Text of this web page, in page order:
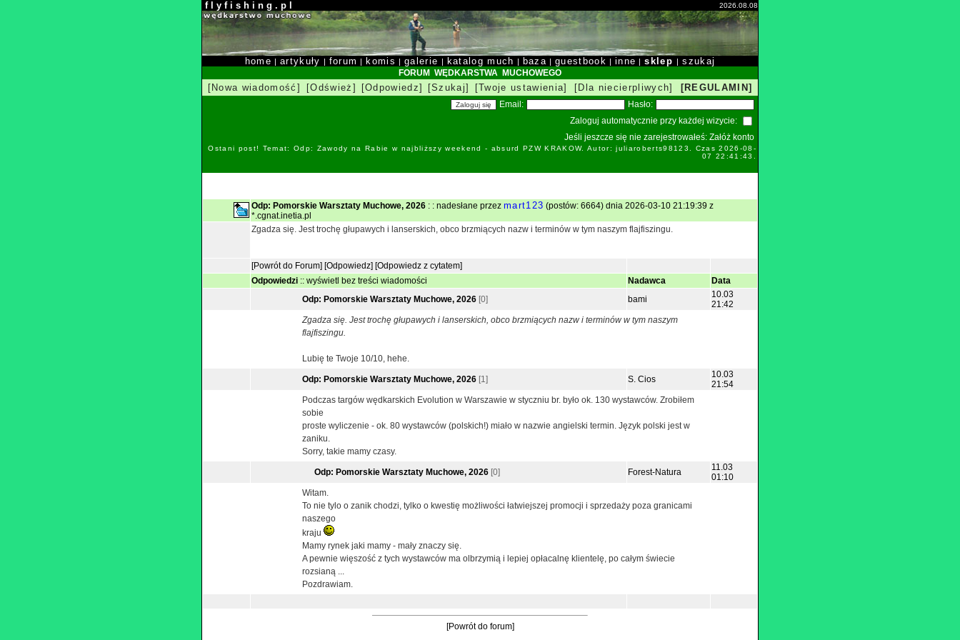
f l y f i s h i n g . p l 2026.08.08
home |artykuły | forum | komis |galerie | katalog much | baza | guestbook | inne |sklep |szukaj
FORUM WĘDKARSTWA MUCHOWEGO
[Nowa wiadomość] [Odśwież] [Odpowiedz] [Szukaj] [Twoje ustawienia] [Dla niecierpliwych] [REGULAMIN]
Email:
Hasło:
Zaloguj automatycznie przy każdej wizycie:
Jeśli jeszcze się nie zarejestrowałeś: Załóż konto
Ostani post! Temat: Odp: Zawody na Rabie w najbliższy weekend - absurd PZW KRAKOW. Autor: juliaroberts98123. Czas 2026-08-
07 22:41:43.
Odp: Pomorskie Warsztaty Muchowe, 2026 : : nadesłane przez mart123 (postów: 6664) dnia 2026-03-10 21:19:39 z
*.cgnat.inetia.pl
Zgadza się. Jest trochę głupawych i lanserskich, obco brzmiących nazw i terminów w tym naszym flajfiszingu.
[Powrót do Forum] [Odpowiedz] [Odpowiedz z cytatem]
Odpowiedzi :: wyświetl bez treści wiadomości Nadawca
Data
Odp: Pomorskie Warsztaty Muchowe, 2026 [0] bami
10.03
21:42
Zgadza się. Jest trochę głupawych i lanserskich, obco brzmiących nazw i terminów w tym naszym
flajfiszingu.
Lubię te Twoje 10/10, hehe.
Odp: Pomorskie Warsztaty Muchowe, 2026 [1] S. Cios
10.03
21:54
Podczas targów wędkarskich Evolution w Warszawie w styczniu br. było ok. 130 wystawców. Zrobiłem
sobie
proste wyliczenie - ok. 80 wystawców (polskich!) miało w nazwie angielski termin. Język polski jest w
zaniku.
Sorry, takie mamy czasy.
Odp: Pomorskie Warsztaty Muchowe, 2026 [0] Forest-Natura
11.03
01:10
Witam.
To nie tylo o zanik chodzi, tylko o kwestię możliwości łatwiejszej promocji i sprzedaży poza granicami
naszego
kraju
Mamy rynek jaki mamy - mały znaczy się.
A pewnie więszość z tych wystawców ma olbrzymią i lepiej opłacalnę klientelę, po całym świecie
rozsianą ...
Pozdrawiam.
[Powrót do forum]